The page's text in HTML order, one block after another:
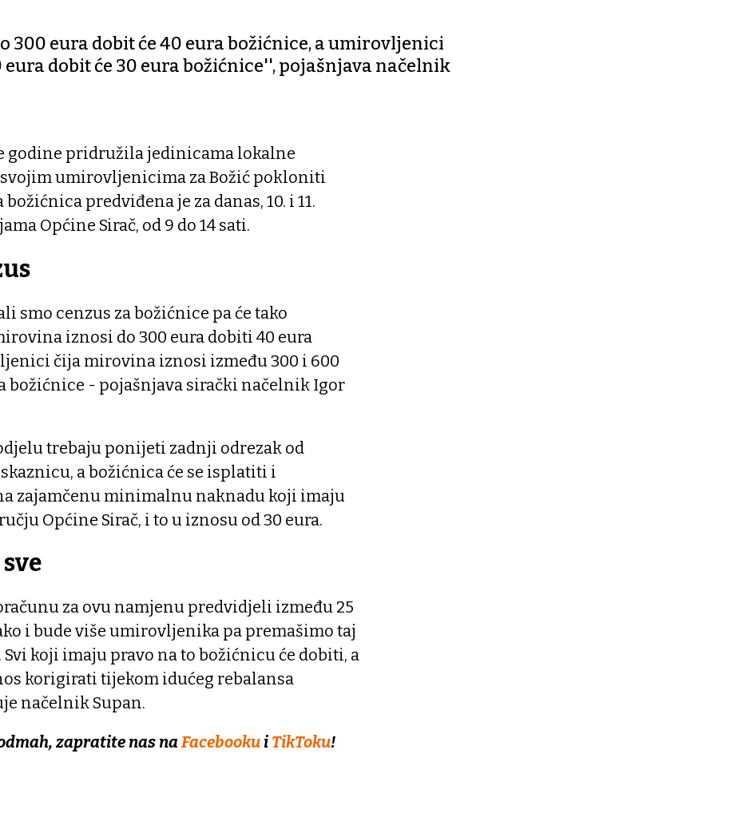
eura dobit će 40 eura božićnice, a umirovljenici
dobit će 30 eura božićnice'', pojašnjava načelnik
godine pridružila jedinicama lokalne
svojim umirovljenicima za Božić pokloniti
predviđena je za danas, 10. i 11.
Općine Sirač, od 9 do 14 sati.
smo cenzus za božićnice pa će tako
iznosi do 300 eura dobiti 40 eura
čija mirovina iznosi između 300 i 600
božićnice - pojašnjava sirački načelnik Igor
trebaju ponijeti zadnji odrezak od
a božićnica će se isplatiti i
zajamčenu minimalnu naknadu koji imaju
Općine Sirač, i to u iznosu od 30 eura.
za ovu namjenu predvidjeli između 25
i bude više umirovljenika pa premašimo taj
koji imaju pravo na to božićnicu će dobiti, a
korigirati tijekom idućeg rebalansa
načelnik Supan.
zapratite nas na Facebooku i TikToku!